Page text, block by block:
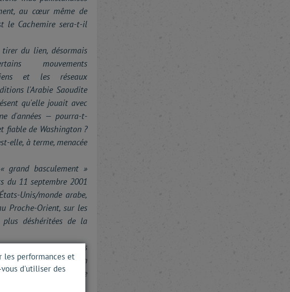
au cœur même de
le Cachemire sera-t-il
du lien, désormais
mouvements
et les réseaux
l'Arabie Saoudite
qu'elle jouait avec
d'années — pourra-t-
fiable de Washington ?
elle, à terme, menacée
grand basculement »
du 11 septembre 2001
Unis/monde arabe,
Proche-Orient, sur les
plus déshéritées de la
et les régimes arabes
décide d'étendre son
à d'autres États que
les performances et
d'utiliser des